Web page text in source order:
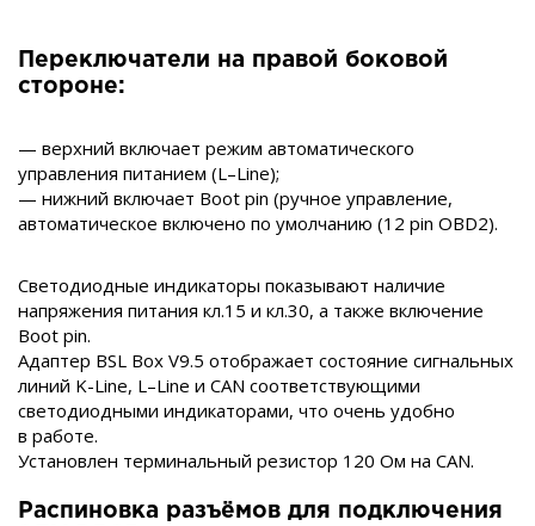
Переключатели на правой боковой
стороне:
— верхний включает режим автоматического
управления питанием (L–Line);
— нижний включает Boot pin (ручное управление,
автоматическое включено по умолчанию (12 pin OBD2).
Светодиодные индикаторы показывают наличие
напряжения питания кл.15 и кл.30, а также включение
Boot pin.
Адаптер BSL Box V9.5 отображает состояние сигнальных
линий K-Line, L–Line и CAN соответствующими
светодиодными индикаторами, что очень удобно
в работе.
Установлен терминальный резистор 120 Ом на CAN.
Распиновка разъёмов для подключения